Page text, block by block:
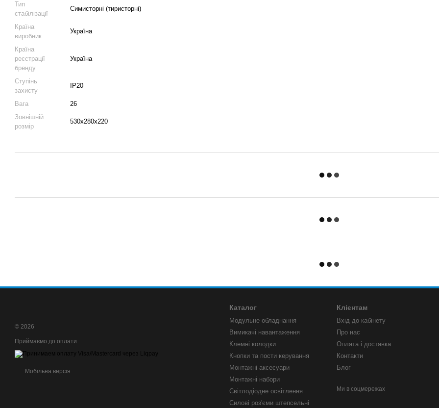
Тип
стабілізації
Симисторні (тиристорні)
Країна
виробник
Україна
Країна
реєстрації
бренду
Україна
Ступінь
захисту
IP20
Вага
26
Зовнішній
розмір
530х280х220
© 2026
Приймаємо до оплати
Мобільна версія
Каталог
Модульне обладнання
Вимикачі навантаження
Клемні колодки
Кнопки та пости керування
Монтажні аксесуари
Монтажні набори
Світлодіодне освітлення
Силові роз'єми штепсельні
Клієнтам
Вхід до кабінету
Про нас
Оплата і доставка
Контакти
Блог
Ми в соцмережах